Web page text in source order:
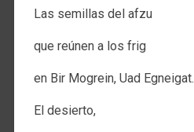
Las semillas del afzu
que reúnen a los frig
en Bir Mogrein, Uad Egneigat.
El desierto,